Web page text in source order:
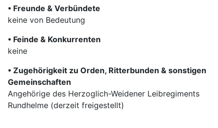
• Freunde & Verbündete
keine von Bedeutung
• Feinde & Konkurrenten
keine
• Zugehörigkeit zu Orden, Ritterbunden & sonstigen
Gemeinschaften
Angehörige des Herzoglich-Weidener Leibregiments
Rundhelme (derzeit freigestellt)